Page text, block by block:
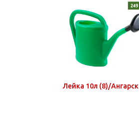
Лейка 10л (8)/Ангарск